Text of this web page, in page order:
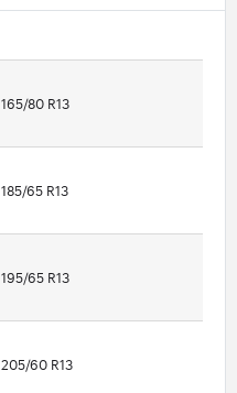
165/80 R13
185/65 R13
195/65 R13
205/60 R13